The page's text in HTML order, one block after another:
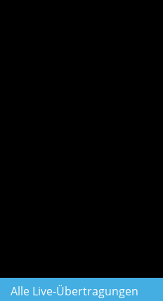
Alle Live-Übertragungen